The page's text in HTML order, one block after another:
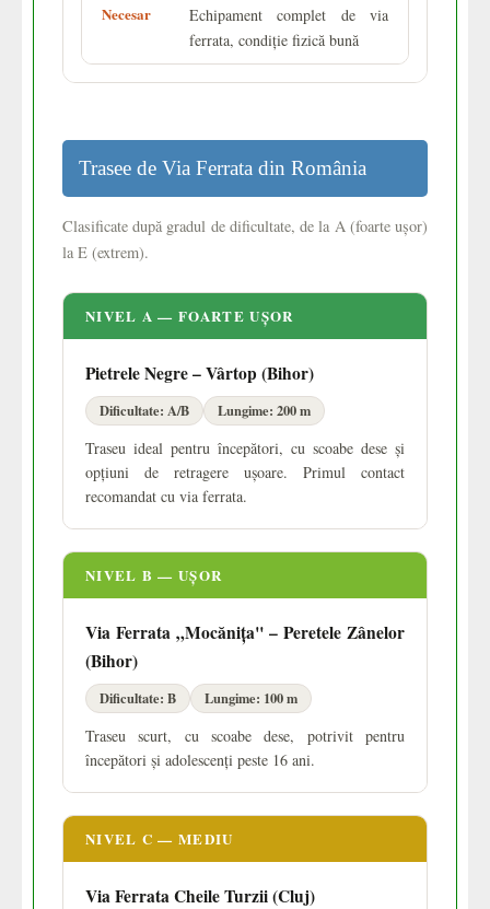
Necesar
Echipament complet de via
ferrata, condiție fizică bună
Trasee de Via Ferrata din România
Clasificate după gradul de dificultate, de la A (foarte ușor)
la E (extrem).
NIVEL A — FOARTE UȘOR
Pietrele Negre – Vârtop (Bihor)
Dificultate: A/B Lungime: 200 m
Traseu ideal pentru începători, cu scoabe dese și
opțiuni de retragere ușoare. Primul contact
recomandat cu via ferrata.
NIVEL B — UȘOR
Via Ferrata „Mocănița" – Peretele Zânelor
(Bihor)
Dificultate: B Lungime: 100 m
Traseu scurt, cu scoabe dese, potrivit pentru
începători și adolescenți peste 16 ani.
NIVEL C — MEDIU
Via Ferrata Cheile Turzii (Cluj)